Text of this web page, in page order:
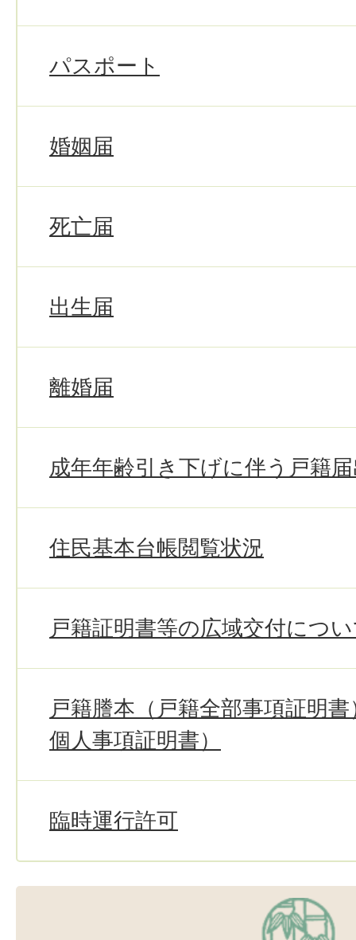
パスポート
婚姻届
死亡届
出生届
離婚届
成年年齢引き下げに伴う戸籍
住民基本台帳閲覧状況
戸籍証明書等の広域交付につ
戸籍謄本（戸籍全部事項証明
個人事項証明書）
臨時運行許可